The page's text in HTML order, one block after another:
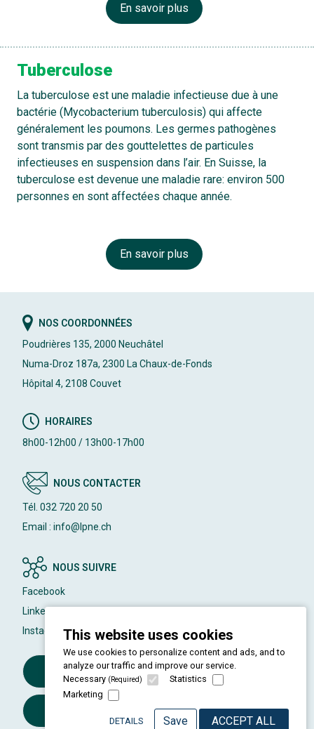
This website uses cookies
We use cookies to personalize content and ads, and to
analyze our traffic and improve our service.
Necessary (Required)
Statistics
Marketing
DETAILS Save ACCEPT ALL
En savoir plus
Tuberculose
La tuberculose est une maladie infectieuse due à une
bactérie (Mycobacterium tuberculosis) qui affecte
généralement les poumons. Les germes pathogènes
sont transmis par des gouttelettes de particules
infectieuses en suspension dans l’air. En Suisse, la
tuberculose est devenue une maladie rare: environ 500
personnes en sont affectées chaque année.
En savoir plus
NOS COORDONNÉES
Poudrières 135, 2000 Neuchâtel
Numa-Droz 187a, 2300 La Chaux-de-Fonds
Hôpital 4, 2108 Couvet
HORAIRES
8h00-12h00 / 13h00-17h00
NOUS CONTACTER
Tél. 032 720 20 50
Email : info@lpne.ch
NOUS SUIVRE
Facebook
LinkedIn
Instagram
Devenir membre de la LPNE
S'inscrire à la newsletter